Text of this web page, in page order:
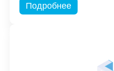
Подробнее